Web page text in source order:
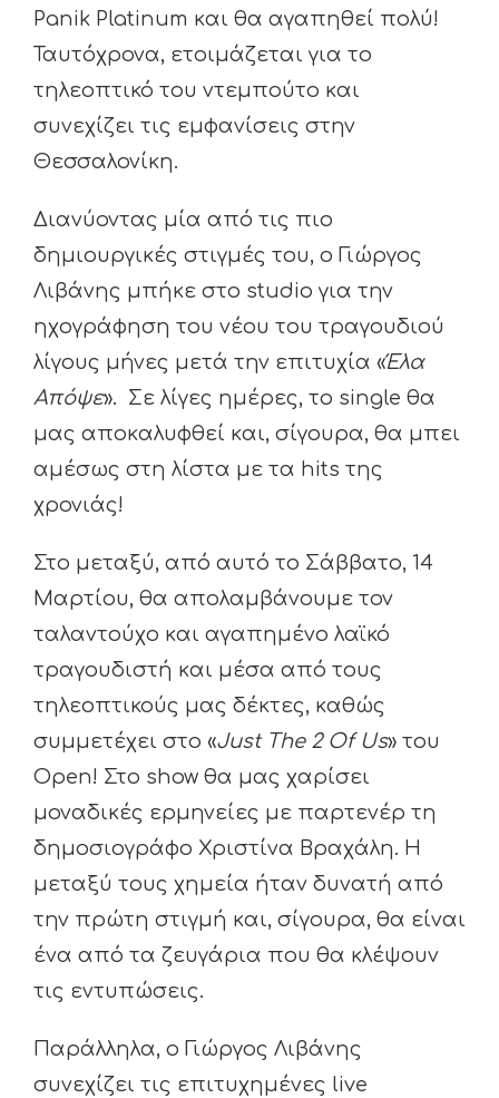
Panik Platinum και θα αγαπηθεί πολύ!
Ταυτόχρονα, ετοιμάζεται για το
τηλεοπτικό του ντεμπούτο και
συνεχίζει τις εμφανίσεις στην
Θεσσαλονίκη.
Διανύοντας μία από τις πιο
δημιουργικές στιγμές του, ο Γιώργος
Λιβάνης μπήκε στο studio για την
ηχογράφηση του νέου του τραγουδιού
λίγους μήνες μετά την επιτυχία «Έλα
Απόψε». Σε λίγες ημέρες, το single θα
μας αποκαλυφθεί και, σίγουρα, θα μπει
αμέσως στη λίστα με τα hits της
χρονιάς!
Στο μεταξύ, από αυτό το Σάββατο, 14
Μαρτίου, θα απολαμβάνουμε τον
ταλαντούχο και αγαπημένο λαϊκό
τραγουδιστή και μέσα από τους
τηλεοπτικούς μας δέκτες, καθώς
συμμετέχει στο «Just The 2 Of Us» του
Open! Στο show θα μας χαρίσει
μοναδικές ερμηνείες με παρτενέρ τη
δημοσιογράφο Χριστίνα Βραχάλη. Η
μεταξύ τους χημεία ήταν δυνατή από
την πρώτη στιγμή και, σίγουρα, θα είναι
ένα από τα ζευγάρια που θα κλέψουν
τις εντυπώσεις.
Παράλληλα, ο Γιώργος Λιβάνης
συνεχίζει τις επιτυχημένες live